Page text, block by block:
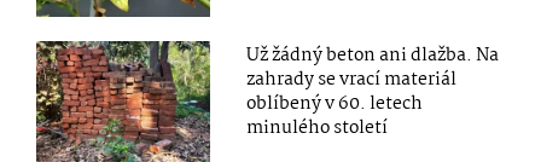
Už žádný beton ani dlažba. Na
zahrady se vrací materiál
oblíbený v 60. letech
minulého století